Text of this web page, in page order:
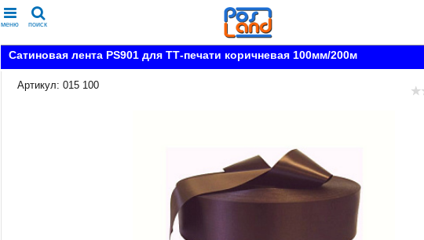
меню поиск
Сатиновая лента PS901 для ТТ-печати коричневая 100мм/200м
Артикул: 015 100